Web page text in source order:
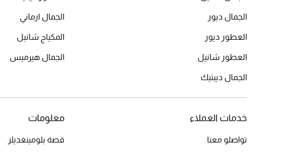
الجمال ديور
العطور ديور
العطور شانيل
الجمال ديبتيك
الجمال ارماني
المكياج شانيل
الجمال هيرميس
خدمات العملاء
تواصلو معنا
معلومات
قصة بلومينغديلز